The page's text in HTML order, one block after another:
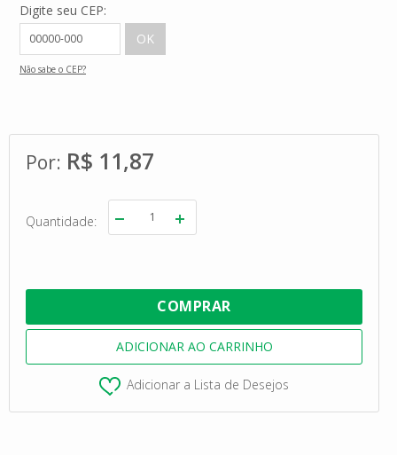
Digite seu CEP:
Não sabe o CEP?
R$ 11,87
Quantidade
Adicionar a Lista de Desejos